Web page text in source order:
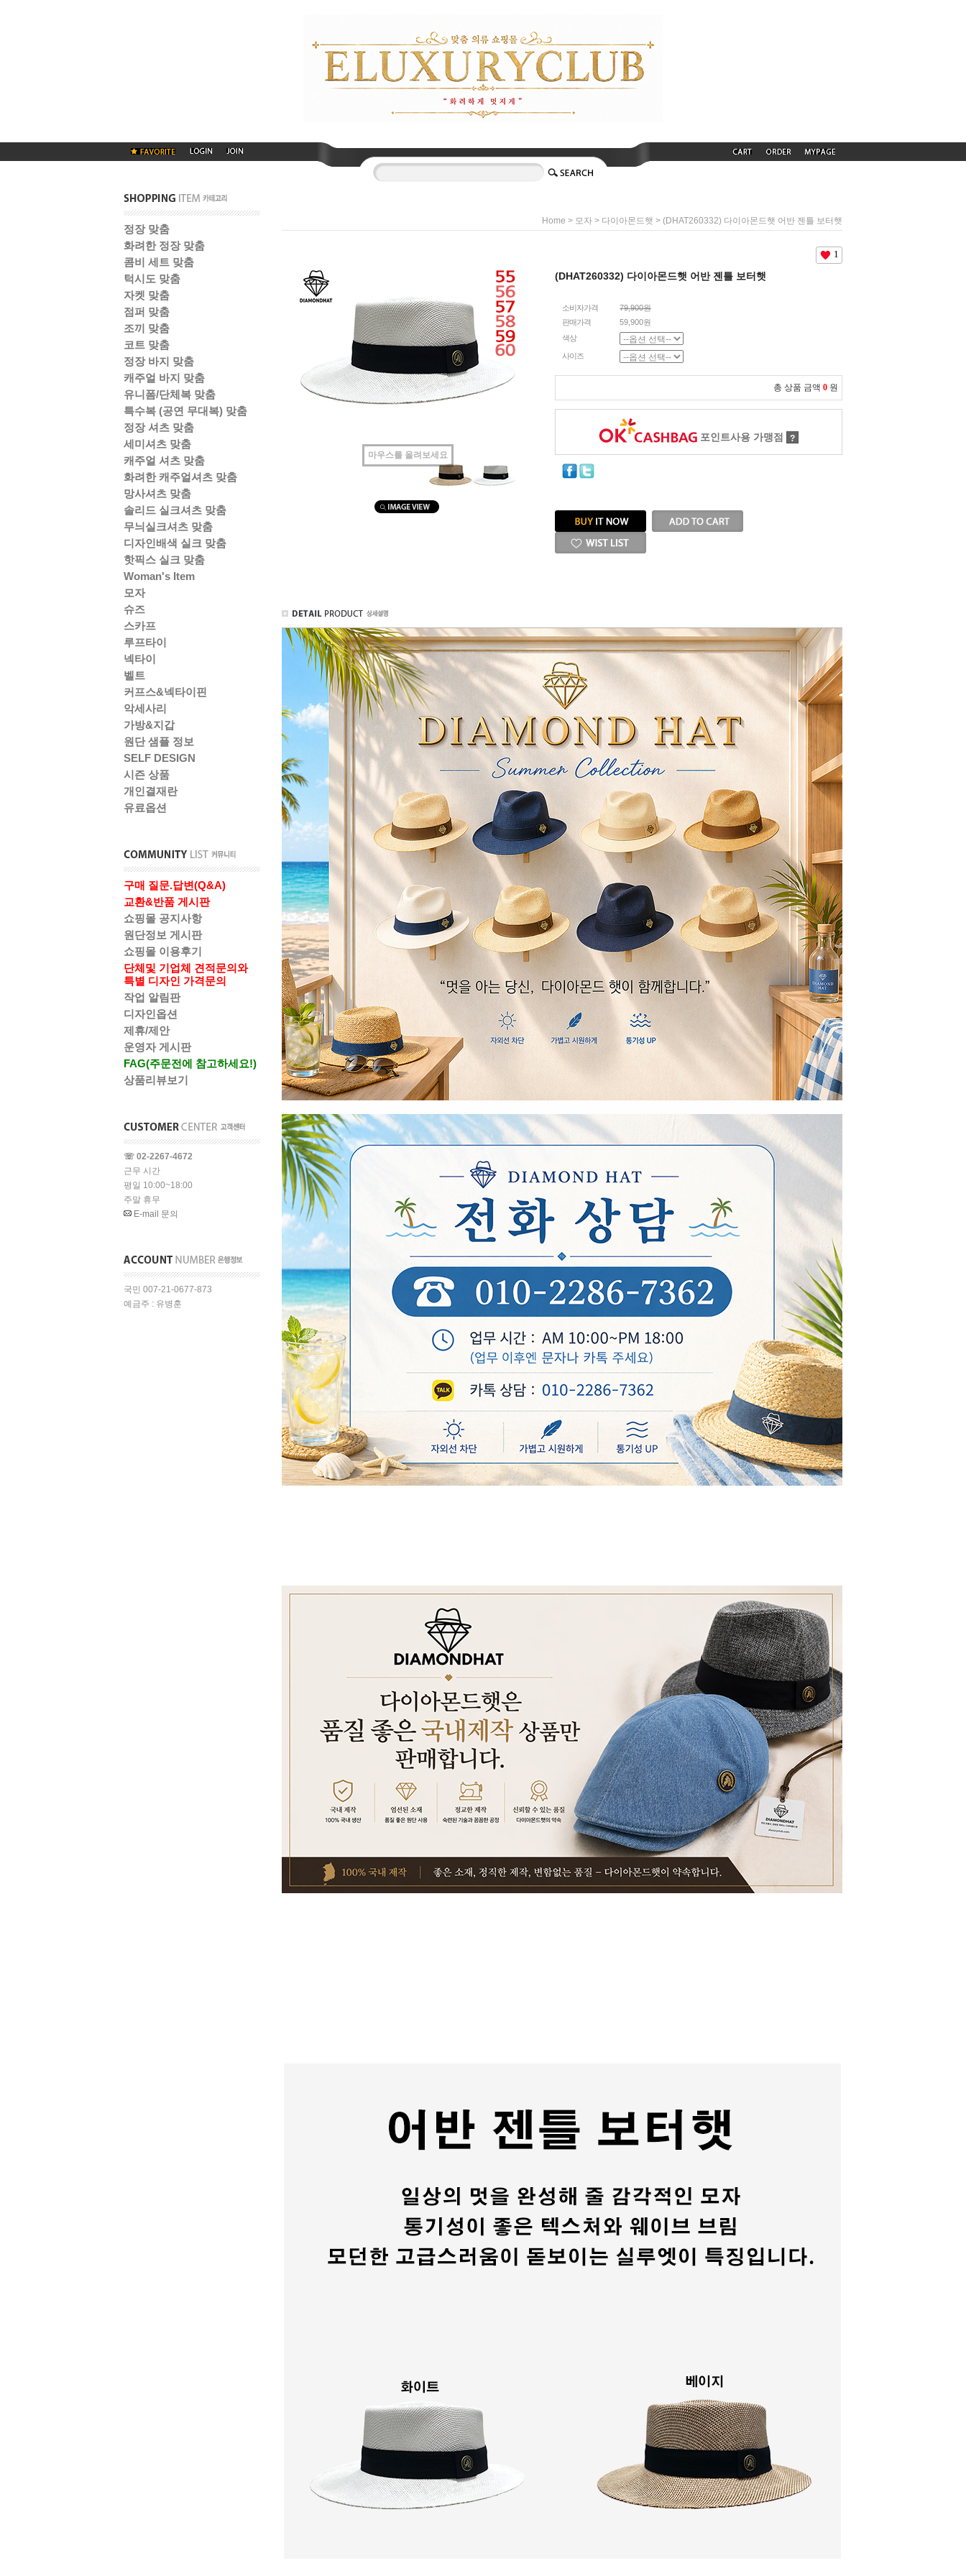
정장 맞춤
화려한 정장 맞춤
콤비 세트 맞춤
턱시도 맞춤
자켓 맞춤
점퍼 맞춤
조끼 맞춤
코트 맞춤
정장 바지 맞춤
캐주얼 바지 맞춤
유니폼/단체복 맞춤
특수복 (공연 무대복) 맞춤
정장 셔츠 맞춤
세미셔츠 맞춤
캐주얼 셔츠 맞춤
화려한 캐주얼셔츠 맞춤
망사셔츠 맞춤
솔리드 실크셔츠 맞춤
무늬실크셔츠 맞춤
디자인배색 실크 맞춤
핫픽스 실크 맞춤
Woman's Item
모자
슈즈
스카프
루프타이
넥타이
벨트
커프스&넥타이핀
악세사리
가방&지갑
원단 샘플 정보
SELF DESIGN
시즌 상품
개인결재란
유료옵션
구매 질문.답변(Q&A)
교환&반품 게시판
쇼핑몰 공지사항
원단정보 게시판
쇼핑몰 이용후기
단체및 기업체 견적문의와
특별 디자인 가격문의
작업 알림판
디자인옵션
제휴/제안
운영자 게시판
FAG(주문전에 참고하세요!)
상품리뷰보기
☏ 02-2267-4672
근무 시간
평일 10:00~18:00
주말 휴무
E-mail 문의
국민 007-21-0677-873
예금주 : 유병훈
Home > 모자 > 다이아몬드햇 > (DHAT260332) 다이아몬드햇 어반 젠틀 보터햇
마우스를 올려보세요
1
(DHAT260332) 다이아몬드햇 어반 젠틀 보터햇
소비자가격
79,900원
판매가격
59,900원
색상
사이즈
총 상품 금액 0 원
포인트사용 가맹점 ?